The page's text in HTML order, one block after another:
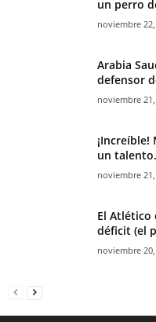
un perro
noviembre
Arabia
defensor
noviembre
un
noviembre
El Atlético
déficit (el
noviembre